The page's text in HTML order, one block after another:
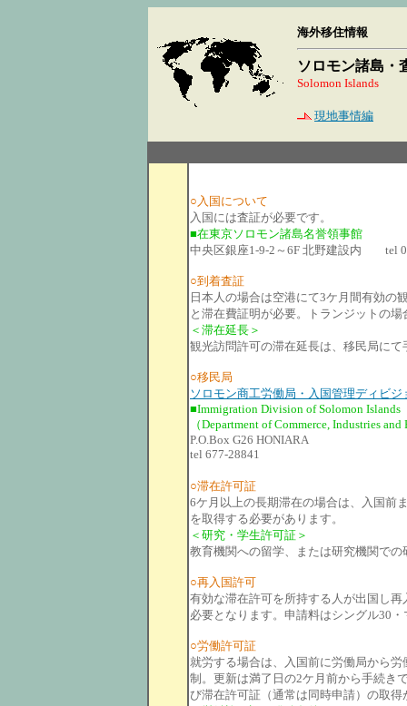
海外移住情報
ソロモン諸島・
Solomon Islands
現地事情編
○入国について
入国には査証が必要です。
■在東京ソロモン諸島名誉領事館
中央区銀座1-9-2～6F 北野建設内 tel
○到着査証
日本人の場合は空港にて3ケ月間有効の
と滞在費証明が必要。トランジットの
＜滞在延長＞
観光訪問許可の滞在延長は、移民局に
○移民局
ソロモン商工労働局・入国管理ディビジ
■Immigration Division of Solomon Islands
（Department of Commerce, Industries
P.O.Box G26 HONIARA
tel 677-28841
○滞在許可証
6ケ月以上の長期滞在の場合は、入国前
を取得する必要があります。
＜研究・学生許可証＞
教育機関への留学、または研究機関で
○再入国許可
有効な滞在許可を所持する人が出国し
必要となります。申請料はシングル30
○労働許可証
就労する場合は、入国前に労働局から
制。更新は満了日の2ケ月前から手続き
び滞在許可証（通常は同時申請）の取得